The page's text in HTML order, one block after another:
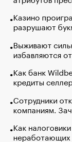
Казино
разрушают
Выживают
избавляются
Как банк
кредиты
Сотрудники
компаниям.
Как
неработающих